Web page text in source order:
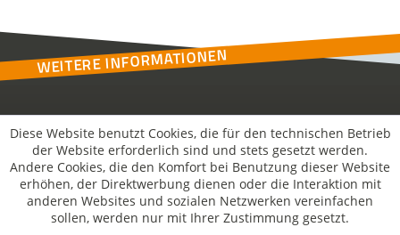
WEITERE INFORMATIONEN
Kontakt
MakroSolutions
Diese Website benutzt Cookies, die für den technischen Betrieb
der Website erforderlich sind und stets gesetzt werden.
Andere Cookies, die den Komfort bei Benutzung dieser Website
erhöhen, der Direktwerbung dienen oder die Interaktion mit
anderen Websites und sozialen Netzwerken vereinfachen
sollen, werden nur mit Ihrer Zustimmung gesetzt.